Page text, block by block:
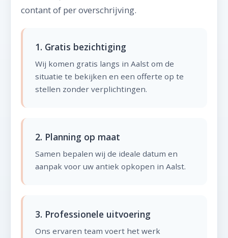
contant of per overschrijving.
1. Gratis bezichtiging
Wij komen gratis langs in Aalst om de
situatie te bekijken en een offerte op te
stellen zonder verplichtingen.
2. Planning op maat
Samen bepalen wij de ideale datum en
aanpak voor uw antiek opkopen in Aalst.
3. Professionele uitvoering
Ons ervaren team voert het werk